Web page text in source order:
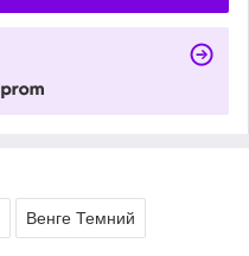
Венге Темний